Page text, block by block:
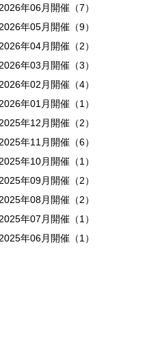
2026年06月開催（7）
2026年05月開催（9）
2026年04月開催（2）
2026年03月開催（3）
2026年02月開催（4）
2026年01月開催（1）
2025年12月開催（2）
2025年11月開催（6）
2025年10月開催（1）
2025年09月開催（2）
2025年08月開催（2）
2025年07月開催（1）
2025年06月開催（1）